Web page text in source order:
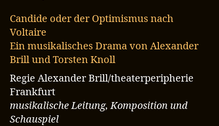
Candide oder der Optimismus nach
Voltaire
Ein musikalisches Drama von Alexander
Brill und Torsten Knoll
Regie Alexander Brill/theaterperipherie
Frankfurt
musikalische Leitung, Komposition und
Schauspiel